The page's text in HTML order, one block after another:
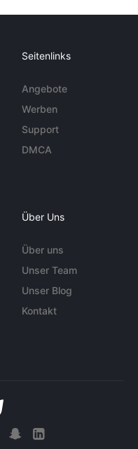
Seitenlinks
Angebote
Werben
Support
DMCA
Über Uns
Über uns
Unser Team
Unser Blog
Kontakt